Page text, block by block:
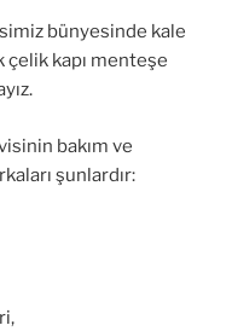
bünyesinde kale
kapı menteşe
bakım ve
şunlardır: